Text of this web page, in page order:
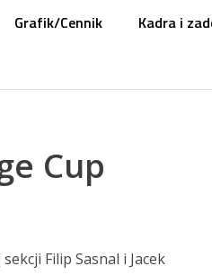
Grafik/Cennik Kadra i
Cup
Filip Sasnal i Jacek